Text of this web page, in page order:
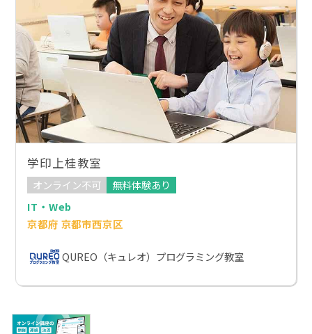
学印上桂教室
オンライン不可
無料体験あり
IT・Web
京都府 京都市西京区
QUREO（キュレオ）プログラミング教室